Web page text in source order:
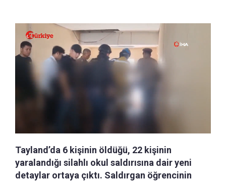
Tayland’da 6 kişinin öldüğü, 22 kişinin
yaralandığı silahlı okul saldırısına dair yeni
detaylar ortaya çıktı. Saldırgan öğrencinin